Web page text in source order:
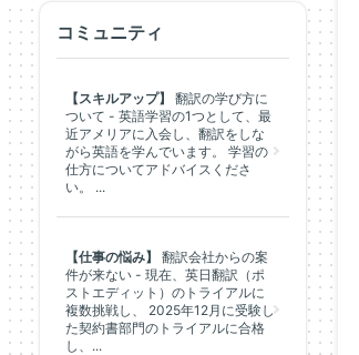
コミュニティ
【スキルアップ】
翻訳の学び方に
ついて - 英語学習の1つとして、最
近アメリアに入会し、翻訳をしな
がら英語を学んでいます。 学習の
仕方についてアドバイスくださ
い。 ...
【仕事の悩み】
翻訳会社からの案
件が来ない - 現在、英日翻訳（ポ
ストエディット）のトライアルに
複数挑戦し、 2025年12月に受験し
た契約書部門のトライアルに合格
し、...